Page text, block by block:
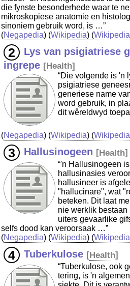
die fynste besonderhede waar te
mikroskopiese anatomie en
sinoniem gebruik word, is …”
(Negapedia) (Wikipedia) (
Lys van psigiatriese
ingrepe [Health]
“Die volgende is 'n
psigiatriese
generiese name
word gebruik, in
dit wêreldwyd
(Negapedia) (Wikipedia) (
Hallusinogeen [Health]
“'n Hallusinogeen
hallusinasies
hallusineer is
"hallucinare", wat
beteken. Dit laat
nie werklik
uiters gevaarlike
selfs dood kan veroorsaak …”
(Negapedia) (Wikipedia) (
Tuberkulose [Health]
“Tuberkulose, ook
tering, is 'n